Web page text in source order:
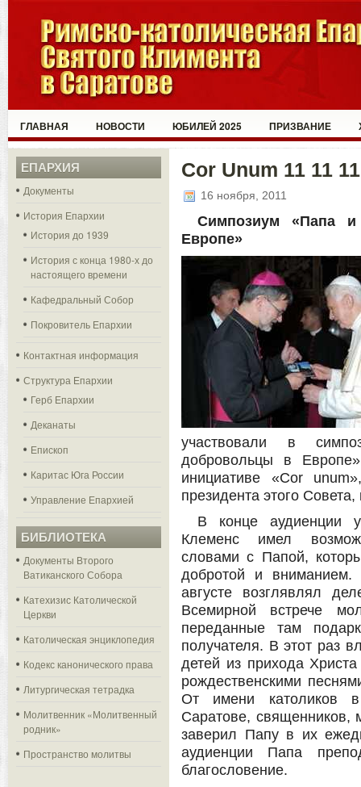
ГЛАВНАЯ НОВОСТИ ЮБИЛЕЙ 2025 ПРИЗВАНИЕ
ЕПАРХИЯ
Документы
История Епархии
История до 1939
История с конца 1980-х до
настоящего времени
Кафедральный Собор
Покровитель Епархии
Контактная информация
Структура Епархии
Герб Епархии
Деканаты
Епископ
Каритас Юга России
Управление Епархией
БИБЛИОТЕКА
Документы Второго
Ватиканского Собора
Катехизис Католической
Церкви
Католическая энциклопедия
Кодекс канонического права
Литургическая тетрадка
Молитвенник «Молитвенный
родник»
Пространство молитвы
Cor Unum 11 11 11
16 ноября, 2011
Симпозиум «Папа и
Европе»
участвовали в
добровольцы в
инициативе «Cor
президента этого
В конце аудиенции
Клеменс имел
словами с Папой,
добротой и вниманием.
августе возглявлял
Всемирной встрече
переданные там
получателя. В этот раз
детей из прихода
рождественскими
От имени католиков
Саратове, священников,
заверил Папу в их
аудиенции Папа
благословение.